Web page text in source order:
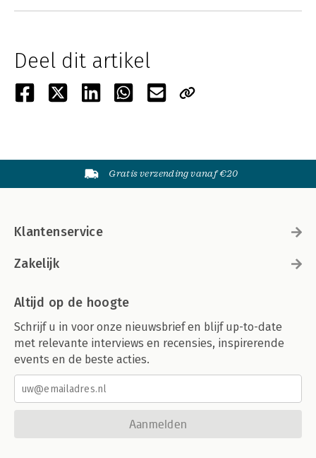
Deel dit artikel
Gratis verzending vanaf €20
Klantenservice
Zakelijk
Altijd op de hoogte
Schrijf u in voor onze nieuwsbrief en blijf up-to-date
met relevante interviews en recensies, inspirerende
events en de beste acties.
Aanmelden